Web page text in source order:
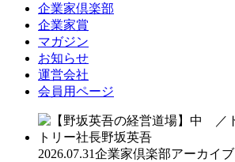
企業家倶楽部
企業家賞
マガジン
お知らせ
運営会社
会員用ページ
2026.07.31企業家倶楽部アーカイブ